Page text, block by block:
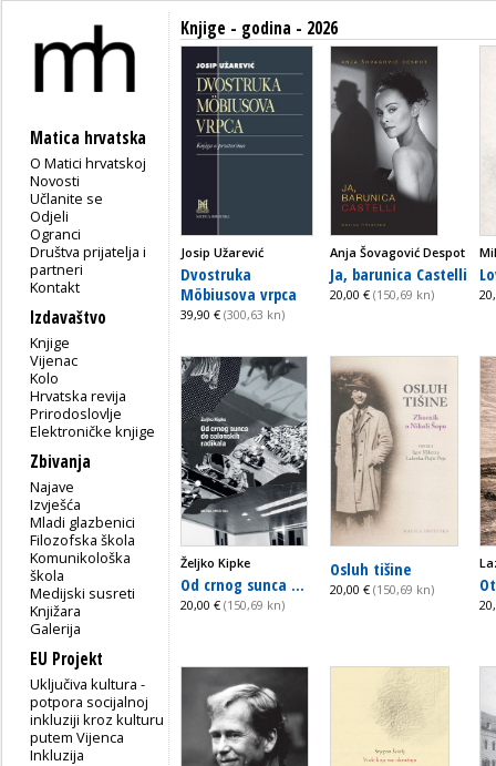
Matica hrvatska
O Matici hrvatskoj
Novosti
Učlanite se
Odjeli
Ogranci
Društva prijatelja i
partneri
Kontakt
Izdavaštvo
Knjige
Vijenac
Kolo
Hrvatska revija
Prirodoslovlje
Elektroničke knjige
Zbivanja
Najave
Izvješća
Mladi glazbenici
Filozofska škola
Komunikološka
škola
Medijski susreti
Knjižara
Galerija
EU Projekt
Uključiva kultura -
potpora socijalnoj
inkluziji kroz kulturu
putem Vijenca
Inkluzija
Knjige - godina - 2026
Josip Užarević
Dvostruka
Möbiusova vrpca
39,90 € (300,63 kn)
Anja Šovagović Despot
Ja, barunica Castelli
20,00 € (150,69 kn)
Željko Kipke
Od crnog sunca ...
20,00 € (150,69 kn)
Osluh tišine
20,00 € (150,69 kn)